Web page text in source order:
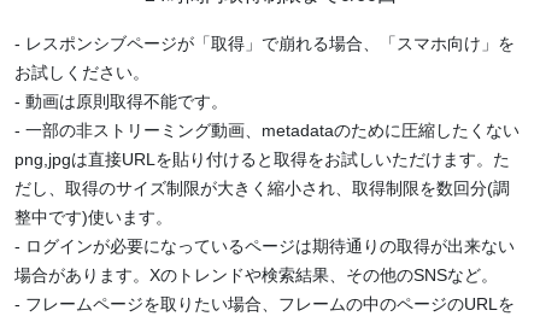
- レスポンシブページが「取得」で崩れる場合、「スマホ向け」を
お試しください。
- 動画は原則取得不能です。
- 一部の非ストリーミング動画、metadataのために圧縮したくない
png,jpgは直接URLを貼り付けると取得をお試しいただけます。た
だし、取得のサイズ制限が大きく縮小され、取得制限を数回分(調
整中です)使います。
- ログインが必要になっているページは期待通りの取得が出来ない
場合があります。Xのトレンドや検索結果、その他のSNSなど。
- フレームページを取りたい場合、フレームの中のページのURLを